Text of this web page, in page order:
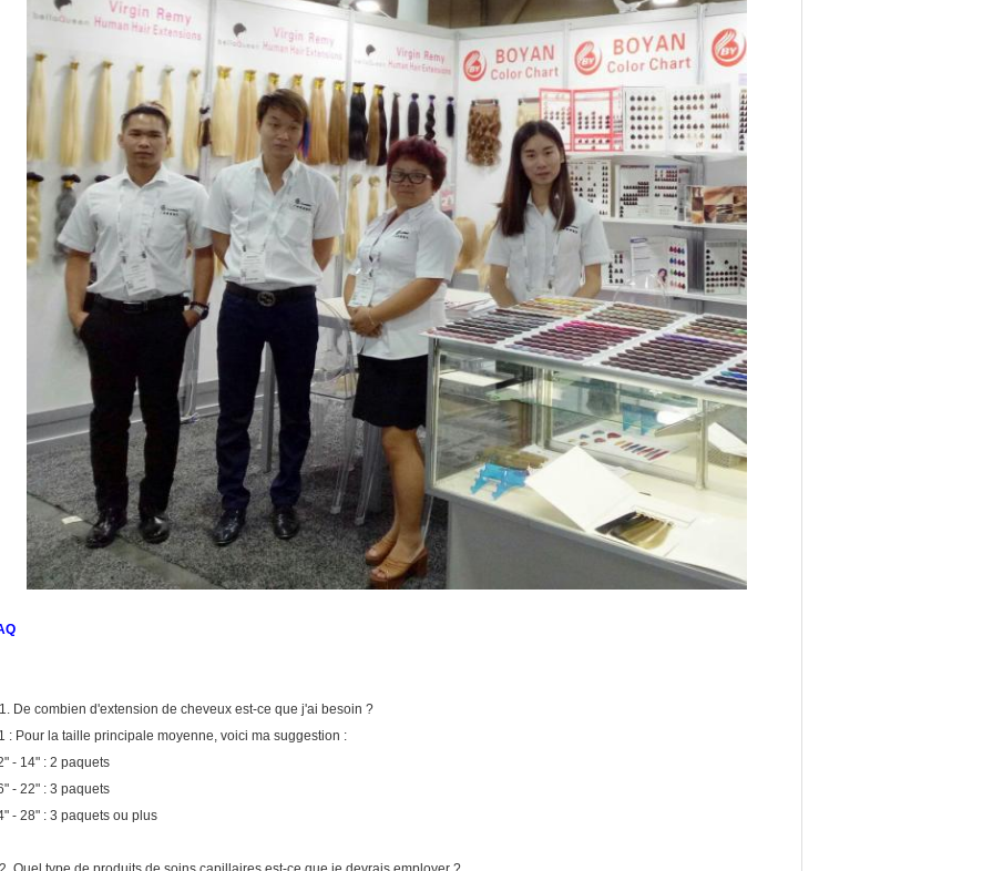
De combien d'extension de cheveux est-ce que j'ai besoin ?
: Pour la taille principale moyenne, voici ma suggestion :
- 14" : 2 paquets
- 22" : 3 paquets
- 28" : 3 paquets ou plus